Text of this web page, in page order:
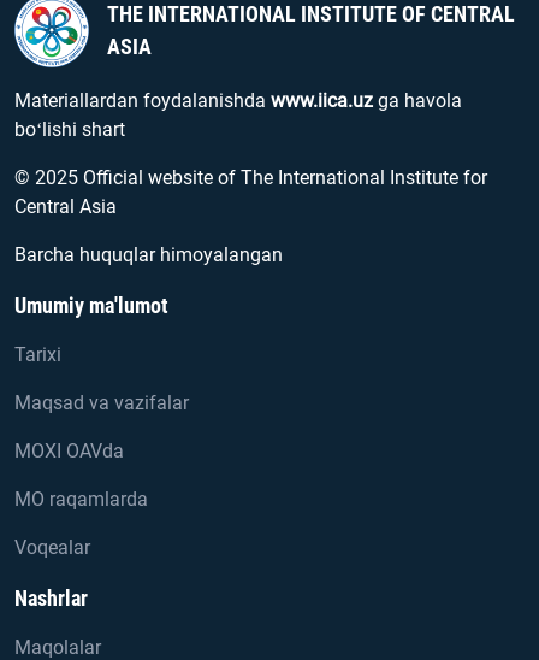
THE INTERNATIONAL INSTITUTE OF CENTRAL
ASIA
Materiallardan foydalanishda www.iica.uz ga havola
boʻlishi shart
© 2025 Official website of The International Institute for
Central Asia
Barcha huquqlar himoyalangan
Umumiy ma'lumot
Tarixi
Maqsad va vazifalar
MOXI OAVda
MO raqamlarda
Voqealar
Nashrlar
Maqolalar